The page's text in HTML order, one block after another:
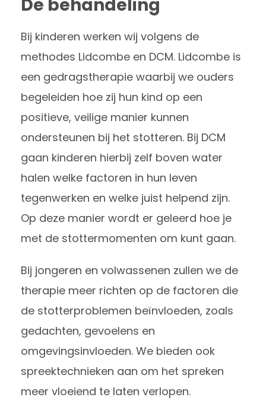
De behandeling
Bij kinderen werken wij volgens de
methodes Lidcombe en DCM. Lidcombe is
een gedragstherapie waarbij we ouders
begeleiden hoe zij hun kind op een
positieve, veilige manier kunnen
ondersteunen bij het stotteren. Bij DCM
gaan kinderen hierbij zelf boven water
halen welke factoren in hun leven
tegenwerken en welke juist helpend zijn.
Op deze manier wordt er geleerd hoe je
met de stottermomenten om kunt gaan.
Bij jongeren en volwassenen zullen we de
therapie meer richten op de factoren die
de stotterproblemen beïnvloeden, zoals
gedachten, gevoelens en
omgevingsinvloeden. We bieden ook
spreektechnieken aan om het spreken
meer vloeiend te laten verlopen.